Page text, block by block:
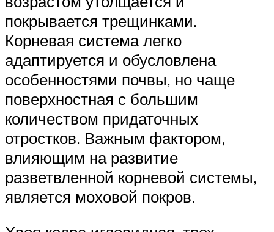
покрывается трещинками.
Корневая система легко
адаптируется и обусловлена
особенностями почвы, но чаще
поверхностная с большим
количеством придаточных
отростков. Важным фактором,
влияющим на развитие
разветвленной корневой системы,
является моховой покров.